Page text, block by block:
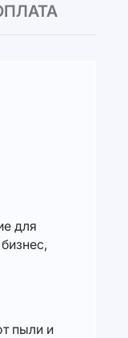
для
пыли и